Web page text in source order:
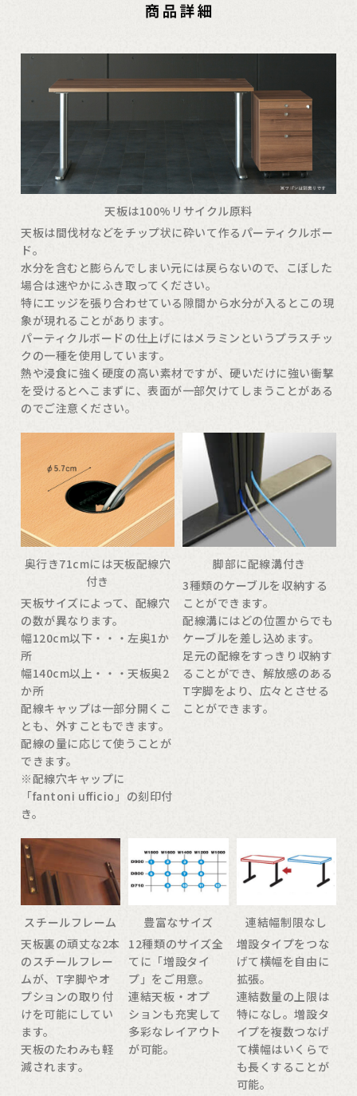
天板は100%リサイクル原料
天板は間伐材などをチップ状に砕いて作るパーティクルボー
ド。
水分を含むと膨らんでしまい元には戻らないので、こぼした
場合は速やかにふき取ってください。
特にエッジを張り合わせている隙間から水分が入るとこの現
象が現れることがあります。
パーティクルボードの仕上げにはメラミンというプラスチッ
クの一種を使用しています。
熱や浸食に強く硬度の高い素材ですが、硬いだけに強い衝撃
を受けるとへこまずに、表面が一部欠けてしまうことがある
のでご注意ください。
奥行き71cmには天板配線穴
付き
天板サイズによって、配線穴
の数が異なります。
幅120cm以下・・・左奥1か
所
幅140cm以上・・・天板奥2
か所
配線キャップは一部分開くこ
とも、外すこともできます。
配線の量に応じて使うことが
できます。
※配線穴キャップに
「fantoni ufficio」の刻印付
き。
脚部に配線溝付き
3種類のケーブルを収納する
ことができます。
配線溝にはどの位置からでも
ケーブルを差し込めます。
足元の配線をすっきり収納す
ることができ、解放感のある
T字脚をより、広々とさせる
ことができます。
スチールフレーム
天板裏の頑丈な2本
のスチールフレー
ムが、T字脚やオ
プションの取り付
けを可能にしてい
ます。
天板のたわみも軽
減されます。
豊富なサイズ
12種類のサイズ全
てに「増設タイ
プ」をご用意。
連結天板・オプ
ションも充実して
多彩なレイアウト
が可能。
連結幅制限なし
増設タイプをつな
げて横幅を自由に
拡張。
連結数量の上限は
特になし。増設タ
イプを複数つなげ
て横幅はいくらで
も長くすることが
可能。